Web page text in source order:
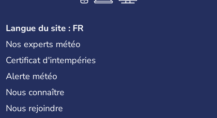
Langue du site : FR
Nos experts météo
Certificat d'intempéries
Alerte météo
Nous connaître
Nous rejoindre